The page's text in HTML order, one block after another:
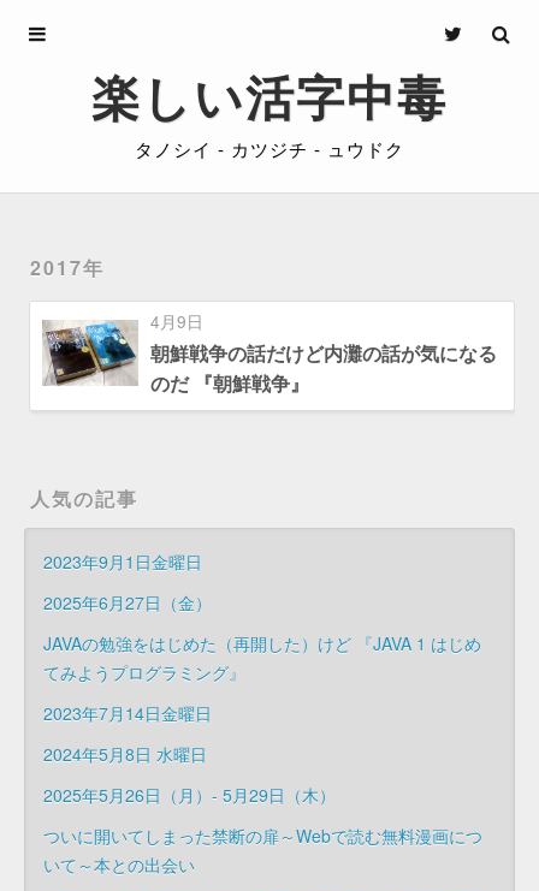
楽しい活字中毒
タノシイ - カツジチ - ュウドク
2017年
4月9日
朝鮮戦争の話だけど内灘の話が気になる
のだ 『朝鮮戦争』
人気の記事
2023年9月1日金曜日
2025年6月27日（金）
JAVAの勉強をはじめた（再開した）けど 『JAVA 1 はじめ
てみようプログラミング』
2023年7月14日金曜日
2024年5月8日 水曜日
2025年5月26日（月）- 5月29日（木）
ついに開いてしまった禁断の扉～Webで読む無料漫画につ
いて～本との出会い
Archives